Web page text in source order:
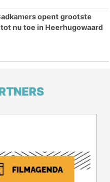
opent grootste
nu toe in Heerhugowaard